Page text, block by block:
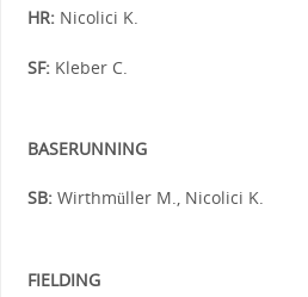
HR:Nicolici K.
SF:Kleber C.
BASERUNNING
SB:Wirthmüller M., Nicolici K.
FIELDING